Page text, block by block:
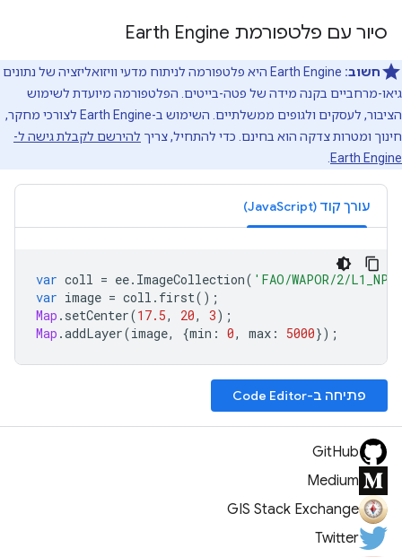
סיור עם פלטפורמת Earth Engine
חשוב:
‫Earth Engine היא פלטפורמה לניתוח מדעי וויזואליזציה של נתונים
גיאו-מרחביים בקנה מידה של פטה-בייטים. הפלטפורמה מיועדת לשימוש
הציבור, לעסקים ולגופים ממשלתיים. השימוש ב-Earth Engine לצורכי מחקר,
חינוך ומטרות צדקה הוא בחינם. כדי להתחיל, צריך להירשם לקבלת גישה ל-
Earth Engine
עורך קוד (JavaScript)
var coll = ee. ImageCollection( 'FAO/WAPOR/2/
var image = coll . first();
Map . setCenter(17.5, 20, 3);
Map .addLayer(image, {min : 0, max : 5000});
פתיחה ב-Code Editor
GitHub
Medium
GIS Stack Exchange
Twitter